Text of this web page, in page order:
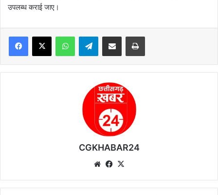
उपलब्ध कराई जाए।
Telegram
CGKHABAR24
We
te
Fa
bo